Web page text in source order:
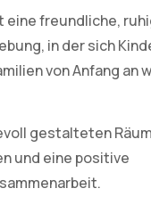
eine freundliche,
in der sich
von Anfang an
gestalteten
und eine positive